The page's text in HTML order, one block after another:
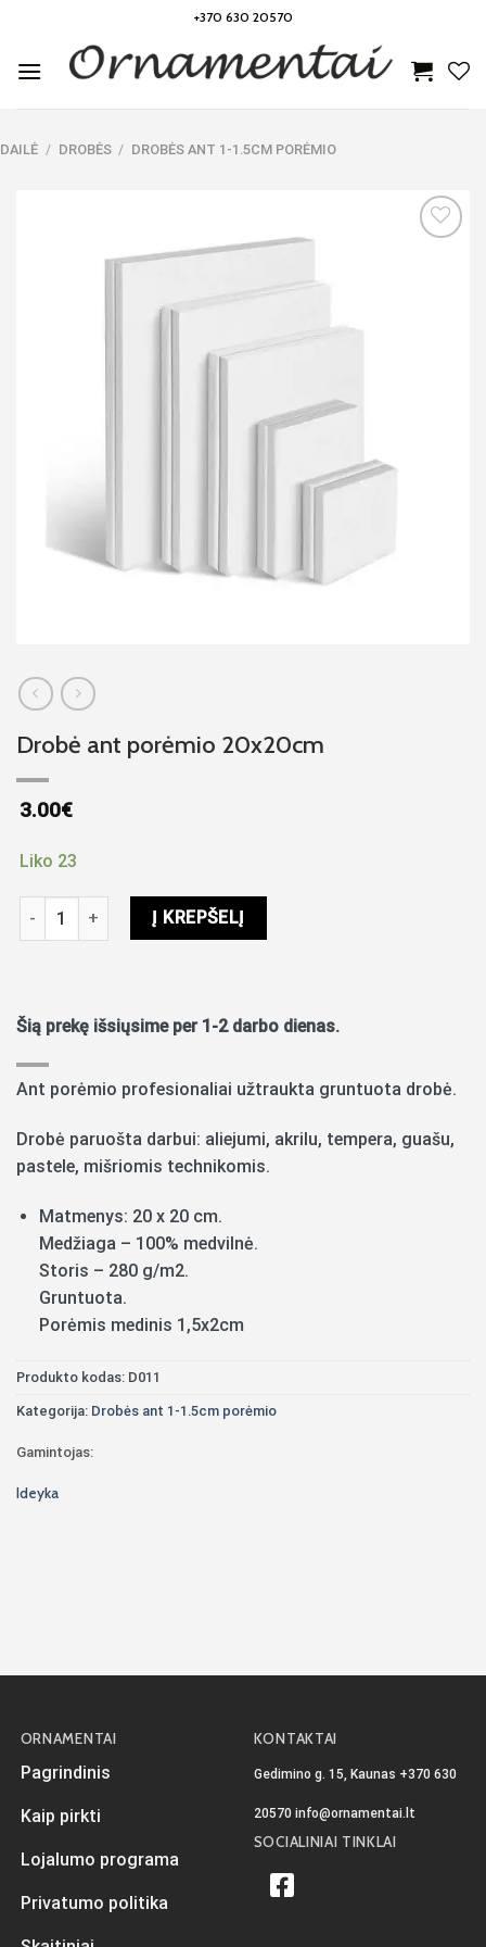
content
+370 630 20570
DAILĖ / DROBĖS / DROBĖS ANT 1-1.5CM PORĖMIO
Drobė ant porėmio 20x20cm
3.00€
Liko 23
produkto kiekis: Drobė ant porėmio 20x20cm
Į KREPŠELĮ
Šią prekę išsiųsime per 1-2 darbo dienas.
Ant porėmio profesionaliai užtraukta gruntuota drobė.
Drobė paruošta darbui: aliejumi, akrilu, tempera, guašu,
pastele, mišriomis technikomis.
Matmenys: 20 x 20 cm.
Medžiaga – 100% medvilnė.
Storis – 280 g/m2.
Gruntuota.
Porėmis medinis 1,5x2cm
Produkto kodas: D011
Kategorija: Drobės ant 1-1.5cm porėmio
Gamintojas:
Ideyka
ORNAMENTAI
Pagrindinis
Kaip pirkti
Lojalumo programa
Privatumo politika
KONTAKTAI
Gedimino g. 15, Kaunas +370 630
20570 info@ornamentai.lt
SOCIALINIAI TINKLAI